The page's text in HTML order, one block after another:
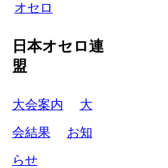
オセロ
日本オセロ連
盟
大会案内
大
会結果
お知
らせ